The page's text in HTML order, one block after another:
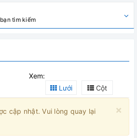
tìm kiếm
Xem:
Lưới
Cột
×
cập nhật. Vui lòng quay lại